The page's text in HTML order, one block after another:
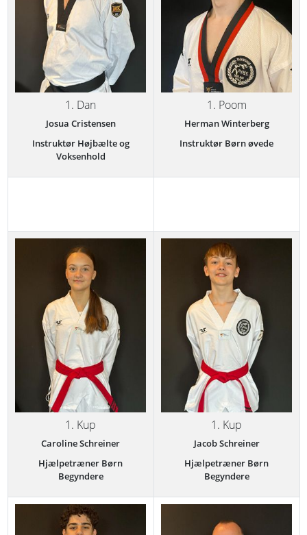
1. Dan
Josua Cristensen
Instruktør Højbælte og
Voksenhold
1. Poom
Herman Winterberg
Instruktør Børn øvede
1. Kup
Caroline Schreiner
Hjælpetræner Børn
Begyndere
1. Kup
Jacob Schreiner
Hjælpetræner Børn
Begyndere